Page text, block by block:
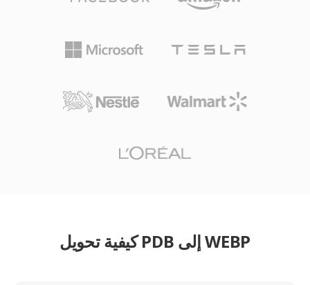
كيفية تحويل PDB إلى WEBP